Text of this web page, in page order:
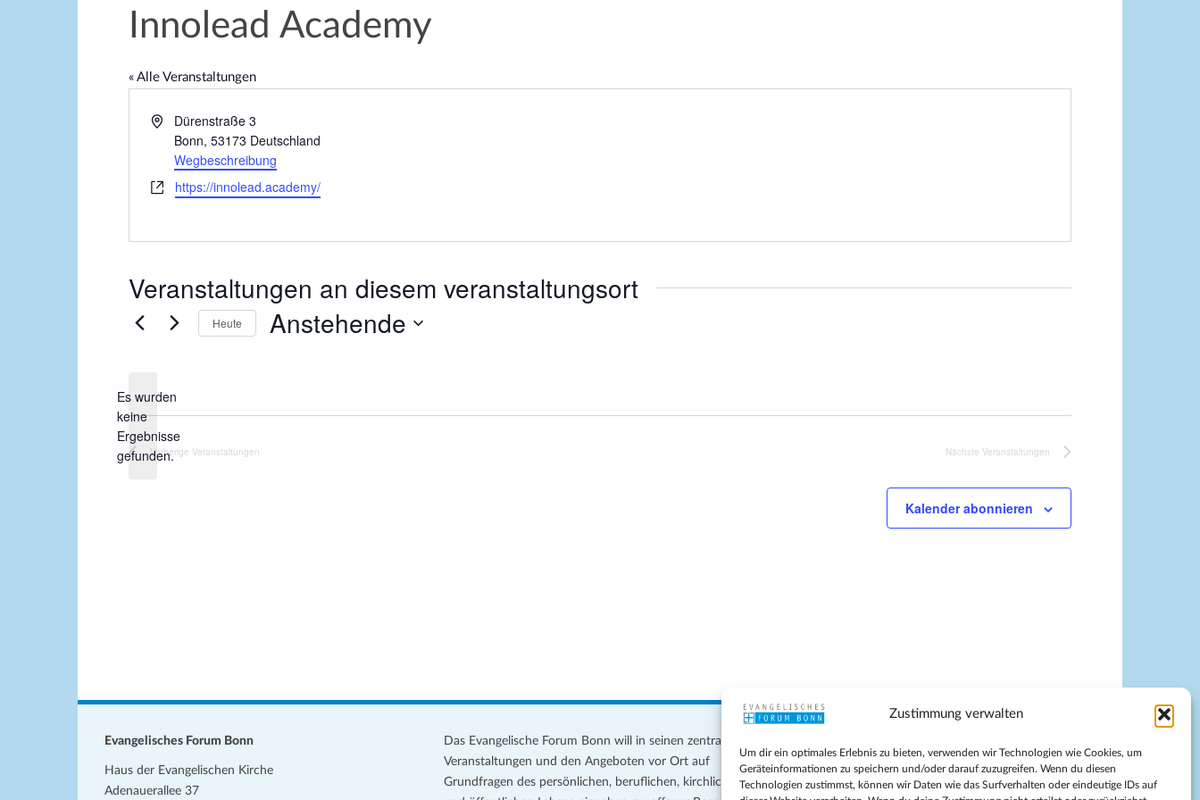
Zustimmung verwalten
Um dir ein optimales Erlebnis zu bieten, verwenden wir Technologien wie Cookies, um
Geräteinformationen zu speichern und/oder darauf zuzugreifen. Wenn du diesen
Technologien zustimmst, können wir Daten wie das Surfverhalten oder eindeutige IDs auf
Innolead Academy
« Alle Veranstaltungen
A
e
s
e
Dürenstraße 3
Bonn, 53173 Deutschland
Wegbeschreibung
W
s
i
t
https://innolead.academy/
Veranstaltungen an diesem veranstaltungsort
H
i
Es wurden
keine
Ergebnisse
gefunden.
Heute Anstehende
u
Vorherige Veranstaltungen Nächste Veranstaltungen
Kalender abonnieren
Evangelisches Forum Bonn
Haus der Evangelischen Kirche
Adenauerallee 37
Das Evangelische Forum Bonn will in seinen zentralen
Veranstaltungen und den Angeboten vor Ort auf
Grundfragen des persönlichen, beruflichen, kirchlichen
Datenschutz
Teilnahmebedingungen